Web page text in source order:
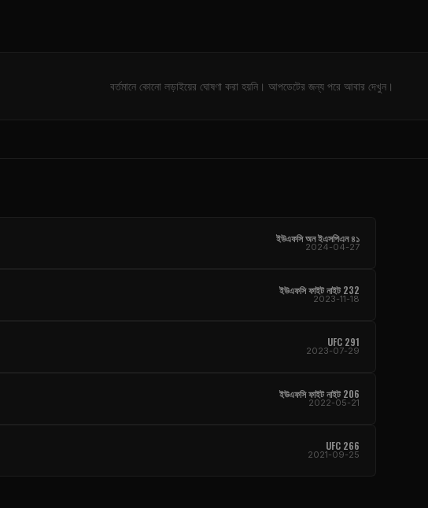
বর্তমানে কোনো লড়াইয়ের ঘোষণা করা হয়নি। আপডেটের জন্য পরে আবার দেখুন।
ইউএফসি অন ইএসপিএন ৪১
2024-04-27
ইউএফসি ফাইট নাইট 232
2023-11-18
UFC 291
2023-07-29
ইউএফসি ফাইট নাইট 206
2022-05-21
UFC 266
2021-09-25